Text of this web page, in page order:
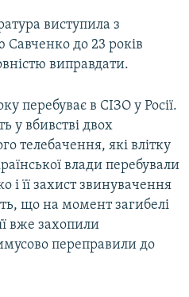
виступила з
до 23 років
виправдати.
перебуває в СІЗО у Росії.
у вбивстві двох
телебачення, які влітку
влади перебували
і її захист звинувачення
що на момент загибелі
вже захопили
переправили до